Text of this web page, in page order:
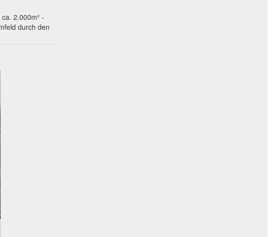
2.000m² -
durch den